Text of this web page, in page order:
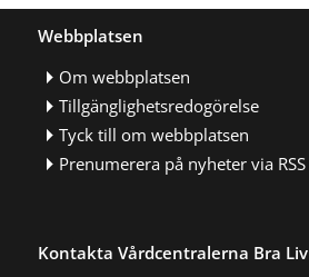
Webbplatsen
Om webbplatsen
Tillgänglighetsredogörelse
Tyck till om webbplatsen
Prenumerera på nyheter via RSS
Kontakta Vårdcentralerna Bra Liv